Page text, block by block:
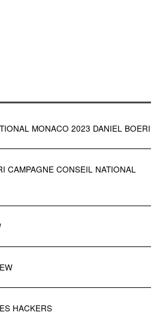
MONACO 2023 DANIEL BOERI
CAMPAGNE CONSEIL NATIONAL
HACKERS